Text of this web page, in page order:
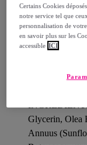
avec une
ci est
l’Elixir
trousse est
en
bio et
Glycerin, Olea
Annuus
Certains Cookies
notre service tel que
personnalisation de
en savoir plus sur les
accessible ICI